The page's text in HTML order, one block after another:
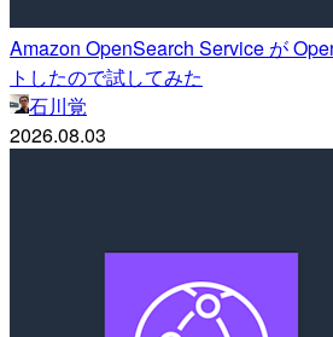
Amazon OpenSearch Service が
トしたので試してみた
石川覚
2026.08.03